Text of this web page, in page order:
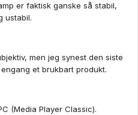
er faktisk ganske så stabil,
ustabil.
men jeg synest den siste
et brukbart produkt.
(Media Player Classic).